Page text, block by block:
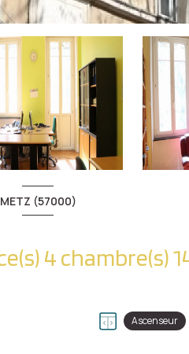
METZ (57000)
Ascenseur